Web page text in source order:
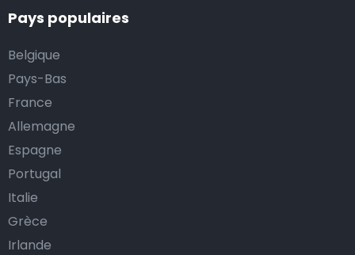
Pays populaires
Belgique
Pays-Bas
France
Allemagne
Espagne
Portugal
Italie
Grèce
Irlande